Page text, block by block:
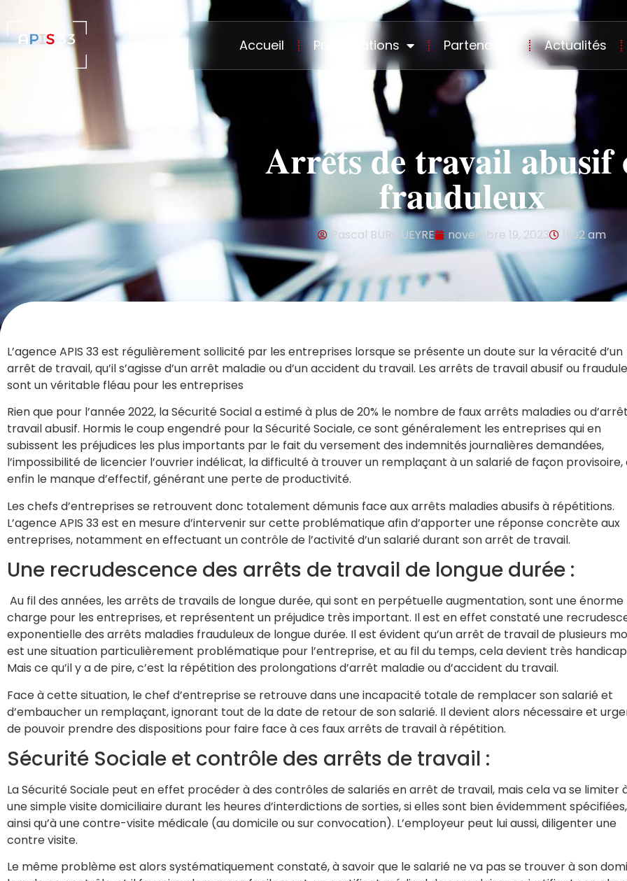
Accueil Présentations Partenaires Actualités
Arrêts de travail abusif
frauduleux
Pascal BURGUEYRE novembre 19, 2023 11:02 am
L’agence APIS 33 est régulièrement sollicité par les entreprises lorsque se présente un doute sur la véracité d’un
arrêt de travail, qu’il s’agisse d’un arrêt maladie ou d’un accident du travail. Les arrêts de travail abusif ou
sont un véritable fléau pour les entreprises
Rien que pour l’année 2022, la Sécurité Social a estimé à plus de 20% le nombre de faux arrêts maladies ou
travail abusif. Hormis le coup engendré pour la Sécurité Sociale, ce sont généralement les entreprises qui en
subissent les préjudices les plus importants par le fait du versement des indemnités journalières demandées,
l’impossibilité de licencier l’ouvrier indélicat, la difficulté à trouver un remplaçant à un salarié de façon provisoire,
enfin le manque d’effectif, générant une perte de productivité.
Les chefs d’entreprises se retrouvent donc totalement démunis face aux arrêts maladies abusifs à répétitions.
L’agence APIS 33 est en mesure d’intervenir sur cette problématique afin d’apporter une réponse concrète aux
entreprises, notamment en effectuant un contrôle de l’activité d’un salarié durant son arrêt de travail.
Une recrudescence des arrêts de travail de longue durée :
Au fil des années, les arrêts de travails de longue durée, qui sont en perpétuelle augmentation, sont une énorme
charge pour les entreprises, et représentent un préjudice très important. Il est en effet constaté une
exponentielle des arrêts maladies frauduleux de longue durée. Il est évident qu’un arrêt de travail de plusieurs
est une situation particulièrement problématique pour l’entreprise, et au fil du temps, cela devient très
Mais ce qu’il y a de pire, c’est la répétition des prolongations d’arrêt maladie ou d’accident du travail.
Face à cette situation, le chef d’entreprise se retrouve dans une incapacité totale de remplacer son salarié et
d’embaucher un remplaçant, ignorant tout de la date de retour de son salarié. Il devient alors nécessaire et
de pouvoir prendre des dispositions pour faire face à ces faux arrêts de travail à répétition.
Sécurité Sociale et contrôle des arrêts de travail :
La Sécurité Sociale peut en effet procéder à des contrôles de salariés en arrêt de travail, mais cela va se limiter
une simple visite domiciliaire durant les heures d’interdictions de sorties, si elles sont bien évidemment spécifiées,
ainsi qu’à une contre-visite médicale (au domicile ou sur convocation). L’employeur peut lui aussi, diligenter une
contre visite.
Le même problème est alors systématiquement constaté, à savoir que le salarié ne va pas se trouver à son